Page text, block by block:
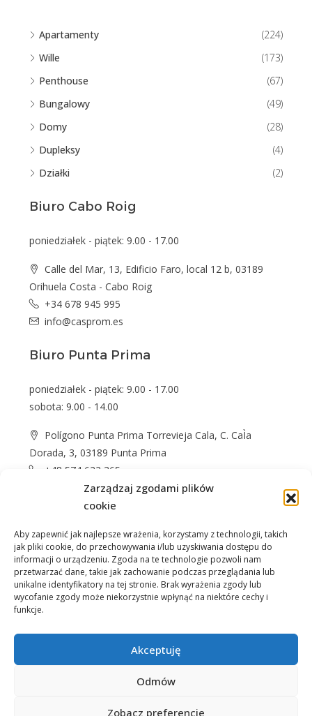
Zarządzaj zgodami plików
cookie
Aby zapewnić jak najlepsze wrażenia, korzystamy z technologii, takich
jak pliki cookie, do przechowywania i/lub uzyskiwania dostępu do
informacji o urządzeniu. Zgoda na te technologie pozwoli nam
przetwarzać dane, takie jak zachowanie podczas przeglądania lub
unikalne identyfikatory na tej stronie. Brak wyrażenia zgody lub
wycofanie zgody może niekorzystnie wpłynąć na niektóre cechy i
funkcje.
Akceptuję
Odmów
Zobacz preferencje
Apartamenty
(224)
Wille
(173)
Penthouse
(67)
Bungalowy
(49)
Domy
(28)
Dupleksy
(4)
Działki
(2)
Biuro Cabo Roig
poniedziałek - piątek: 9.00 - 17.00
Calle del Mar, 13, Edificio Faro, local 12 b, 03189
Orihuela Costa - Cabo Roig
+34 678 945 995
info@casprom.es
Biuro Punta Prima
poniedziałek - piątek: 9.00 - 17.00
sobota: 9.00 - 14.00
Polígono Punta Prima Torrevieja Cala, C. CaÌa
Dorada, 3, 03189 Punta Prima
+48 574 622 365
info@casprom.es
Nieruchomości O Nas Jak kupić Okolica